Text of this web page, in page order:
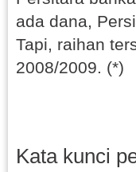
ada dana,
Tapi, raihan
2008/2009. (*)
Kata kunci